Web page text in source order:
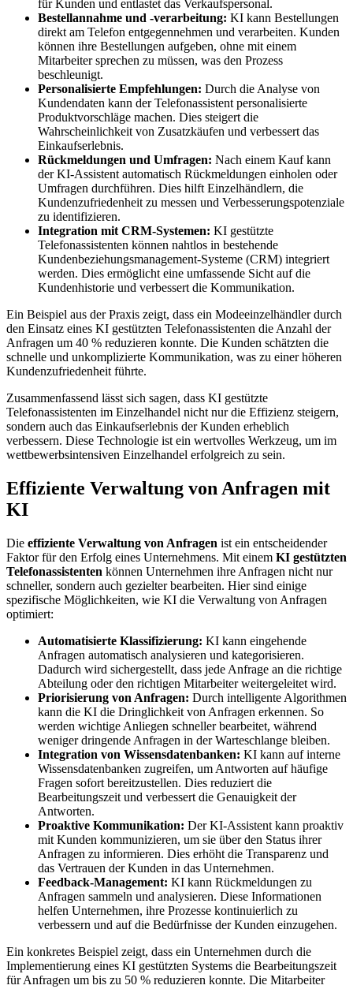
für Kunden und entlastet das Verkaufspersonal.
Bestellannahme und -verarbeitung: KI kann Bestellungen
direkt am Telefon entgegennehmen und verarbeiten. Kunden
können ihre Bestellungen aufgeben, ohne mit einem
Mitarbeiter sprechen zu müssen, was den Prozess
beschleunigt.
Personalisierte Empfehlungen: Durch die Analyse von
Kundendaten kann der Telefonassistent personalisierte
Produktvorschläge machen. Dies steigert die
Wahrscheinlichkeit von Zusatzkäufen und verbessert das
Einkaufserlebnis.
Rückmeldungen und Umfragen: Nach einem Kauf kann
der KI-Assistent automatisch Rückmeldungen einholen oder
Umfragen durchführen. Dies hilft Einzelhändlern, die
Kundenzufriedenheit zu messen und Verbesserungspotenziale
zu identifizieren.
Integration mit CRM-Systemen: KI gestützte
Telefonassistenten können nahtlos in bestehende
Kundenbeziehungsmanagement-Systeme (CRM) integriert
werden. Dies ermöglicht eine umfassende Sicht auf die
Kundenhistorie und verbessert die Kommunikation.
Ein Beispiel aus der Praxis zeigt, dass ein Modeeinzelhändler durch
den Einsatz eines KI gestützten Telefonassistenten die Anzahl der
Anfragen um 40 % reduzieren konnte. Die Kunden schätzten die
schnelle und unkomplizierte Kommunikation, was zu einer höheren
Kundenzufriedenheit führte.
Zusammenfassend lässt sich sagen, dass KI gestützte
Telefonassistenten im Einzelhandel nicht nur die Effizienz steigern,
sondern auch das Einkaufserlebnis der Kunden erheblich
verbessern. Diese Technologie ist ein wertvolles Werkzeug, um im
wettbewerbsintensiven Einzelhandel erfolgreich zu sein.
Effiziente Verwaltung von Anfragen mit
KI
Die effiziente Verwaltung von Anfragen ist ein entscheidender
Faktor für den Erfolg eines Unternehmens. Mit einem KI gestützten
Telefonassistenten können Unternehmen ihre Anfragen nicht nur
schneller, sondern auch gezielter bearbeiten. Hier sind einige
spezifische Möglichkeiten, wie KI die Verwaltung von Anfragen
optimiert:
Automatisierte Klassifizierung: KI kann eingehende
Anfragen automatisch analysieren und kategorisieren.
Dadurch wird sichergestellt, dass jede Anfrage an die richtige
Abteilung oder den richtigen Mitarbeiter weitergeleitet wird.
Priorisierung von Anfragen: Durch intelligente Algorithmen
kann die KI die Dringlichkeit von Anfragen erkennen. So
werden wichtige Anliegen schneller bearbeitet, während
weniger dringende Anfragen in der Warteschlange bleiben.
Integration von Wissensdatenbanken: KI kann auf interne
Wissensdatenbanken zugreifen, um Antworten auf häufige
Fragen sofort bereitzustellen. Dies reduziert die
Bearbeitungszeit und verbessert die Genauigkeit der
Antworten.
Proaktive Kommunikation: Der KI-Assistent kann proaktiv
mit Kunden kommunizieren, um sie über den Status ihrer
Anfragen zu informieren. Dies erhöht die Transparenz und
das Vertrauen der Kunden in das Unternehmen.
Feedback-Management: KI kann Rückmeldungen zu
Anfragen sammeln und analysieren. Diese Informationen
helfen Unternehmen, ihre Prozesse kontinuierlich zu
verbessern und auf die Bedürfnisse der Kunden einzugehen.
Ein konkretes Beispiel zeigt, dass ein Unternehmen durch die
Implementierung eines KI gestützten Systems die Bearbeitungszeit
für Anfragen um bis zu 50 % reduzieren konnte. Die Mitarbeiter